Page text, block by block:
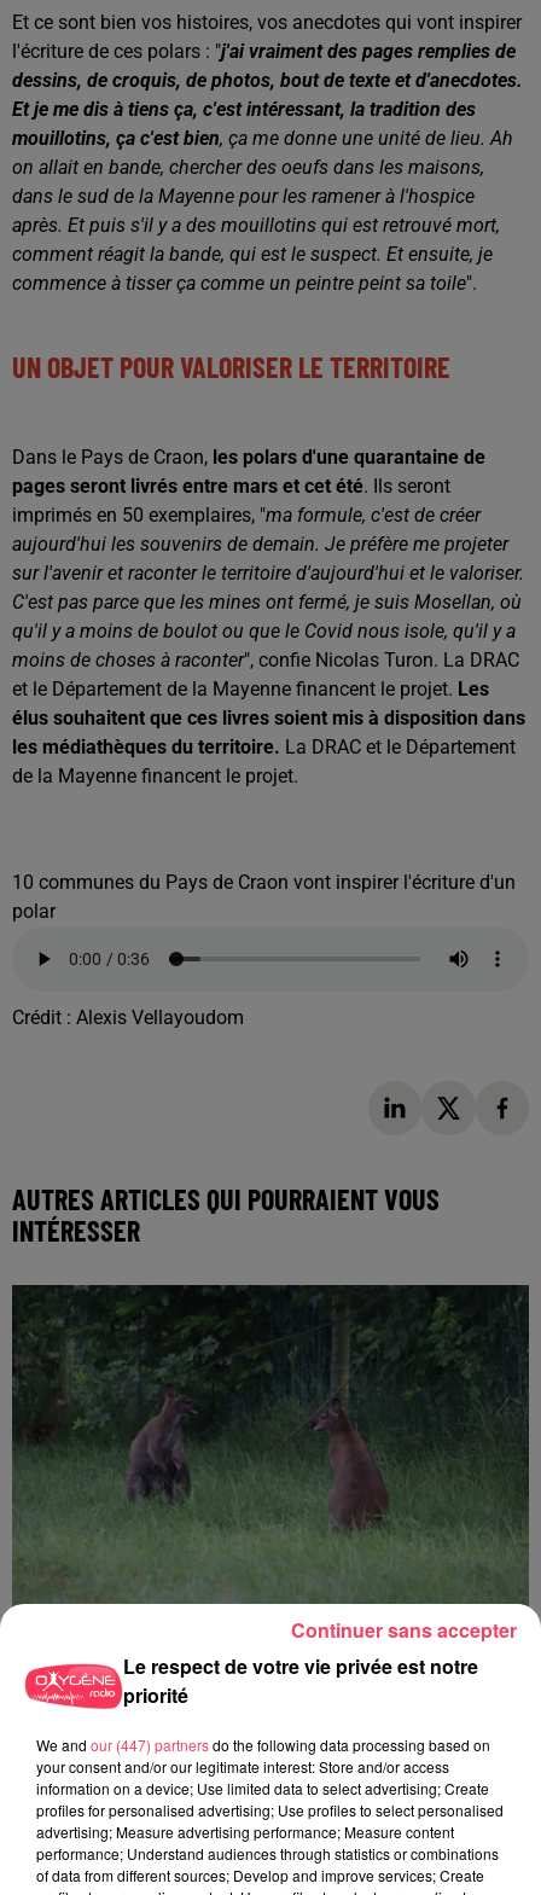
Et ce sont bien vos histoires, vos anecdotes qui vont inspirer
l'écriture de ces polars : "j'ai vraiment des pages remplies de
dessins, de croquis, de photos, bout de texte et d'anecdotes.
Et je me dis à tiens ça, c'est intéressant, la tradition des
mouillotins, ça c'est bien, ça me donne une unité de lieu. Ah
on allait en bande, chercher des oeufs dans les maisons,
dans le sud de la Mayenne pour les ramener à l'hospice
après. Et puis s'il y a des mouillotins qui est retrouvé mort,
comment réagit la bande, qui est le suspect. Et ensuite, je
commence à tisser ça comme un peintre peint sa toile".
UN OBJET POUR VALORISER LE TERRITOIRE
Dans le Pays de Craon, les polars d'une quarantaine de
pages seront livrés entre mars et cet été. Ils seront
imprimés en 50 exemplaires, "ma formule, c'est de créer
aujourd'hui les souvenirs de demain. Je préfère me projeter
sur l'avenir et raconter le territoire d'aujourd'hui et le valoriser.
C'est pas parce que les mines ont fermé, je suis Mosellan, où
qu'il y a moins de boulot ou que le Covid nous isole, qu'il y a
moins de choses à raconter", confie Nicolas Turon. La DRAC
et le Département de la Mayenne financent le projet. Les
élus souhaitent que ces livres soient mis à disposition dans
les médiathèques du territoire. La DRAC et le Département
de la Mayenne financent le projet.
10 communes du Pays de Craon vont inspirer l'écriture d'un
polar
Crédit : Alexis Vellayoudom
AUTRES ARTICLES QUI POURRAIENT VOUS
INTÉRESSER
17 juillet 2026
DE LA...
Le respect de votre vie privée est notre
priorité
We and our (447) partnersdo the following data processing based on
your consent and/or our legitimate interest: Store and/or access
information on a device; Use limited data to select advertising; Create
profiles for personalised advertising; Use profiles to select personalised
advertising; Measure advertising performance; Measure content
performance; Understand audiences through statistics or combinations
of data from different sources; Develop and improve services; Create
Continuer sans accepter